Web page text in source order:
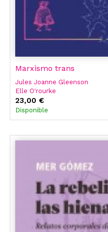
Marxismo trans
Jules Joanne Gleenson
Elle O'rourke
23,00 €
Disponible